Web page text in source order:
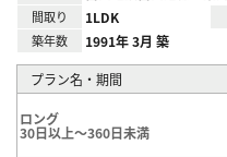
間取り 1LDK
築年数 1991年 3月 築
プラン名・期間
ロング
30日以上～360日未満